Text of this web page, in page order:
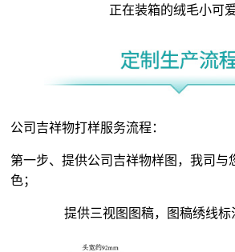
正在装箱的绒毛小可爱
公司吉祥物打样服务流程：
第一步、提供公司吉祥物样图，我司与
色；
提供三视图图稿，图稿绣线标